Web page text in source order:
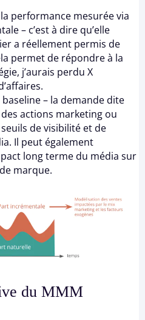
performance mesurée via
– c’est à dire qu’elle
a réellement permis de
permet de répondre à la
j’aurais perdu X
– la demande dite
actions marketing ou
de visibilité et de
Il peut également
long terme du média sur
marque.
du MMM